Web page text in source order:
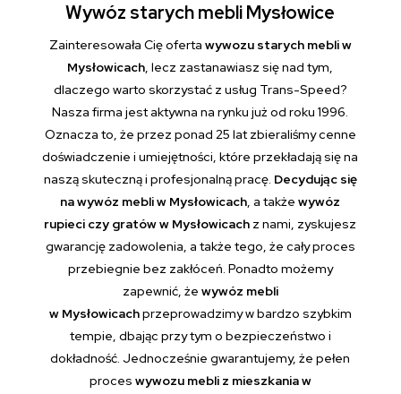
Wywóz starych mebli Mysłowice
Zainteresowała Cię oferta wywozu starych mebli w
Mysłowicach, lecz zastanawiasz się nad tym,
dlaczego warto skorzystać z usług Trans-Speed?
Nasza firma jest aktywna na rynku już od roku 1996.
Oznacza to, że przez ponad 25 lat zbieraliśmy cenne
doświadczenie i umiejętności, które przekładają się na
naszą skuteczną i profesjonalną pracę. Decydując się
na wywóz mebli w Mysłowicach, a takżewywóz
rupieci czy gratów w Mysłowicach z nami, zyskujesz
gwarancję zadowolenia, a także tego, że cały proces
przebiegnie bez zakłóceń. Ponadto możemy
zapewnić, że wywóz mebli
w Mysłowicachprzeprowadzimy w bardzo szybkim
tempie, dbając przy tym o bezpieczeństwo i
dokładność. Jednocześnie gwarantujemy, że pełen
proces wywozu mebli z mieszkania w